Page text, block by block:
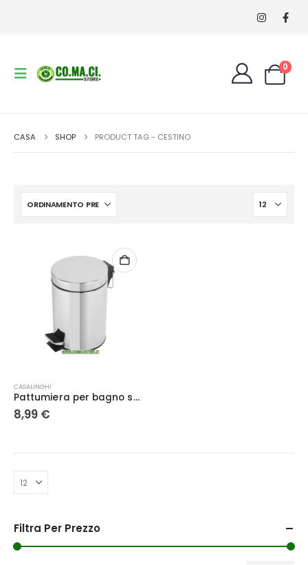
0
CASA SHOP PRODUCT TAG - CESTINO
CASALINGHI
Pattumiera per bagno small – Feridras
8,99 €
Filtra Per Prezzo